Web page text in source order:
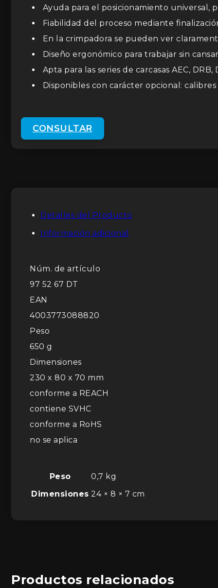
Ayuda para el posicionamiento
Fiabilidad del proceso mediante
En la crimpadora se pueden ver
Diseño ergonómico para trabajar sin
Apta para las series de carcasas AEC,
Disponibles con carácter opcional:
CONSULTAR
Detalles del Producto
Información adicional
Núm. de artículo
97 52 67 DT
EAN
4003773088820
Peso
650 g
Dimensiones
230 x 80 x 70 mm
conforme a REACH
contiene SVHC
conforme a RoHS
no se aplica
Peso
0,7 kg
Dimensiones 24 × 8 × 7 cm
Productos relacionados